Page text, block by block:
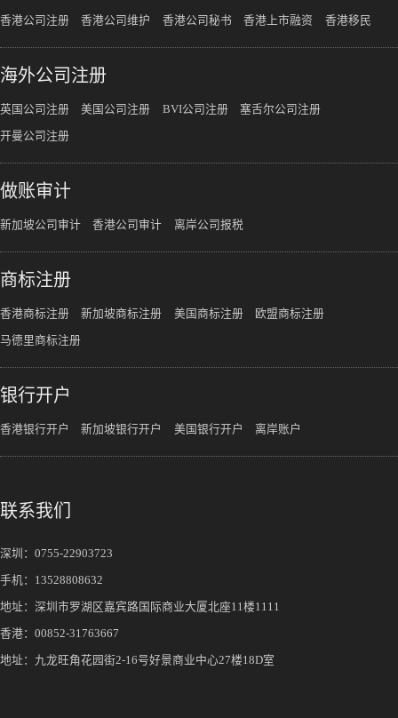
香港公司注册 香港公司维护 香港公司秘书 香港上市融资 香港移民
海外公司注册
英国公司注册 美国公司注册 BVI公司注册 塞舌尔公司注册
开曼公司注册
做账审计
新加坡公司审计 香港公司审计 离岸公司报税
商标注册
香港商标注册 新加坡商标注册 美国商标注册 欧盟商标注册
马德里商标注册
银行开户
香港银行开户 新加坡银行开户 美国银行开户 离岸账户
联系我们
深圳： 0755-22903723
手机： 13528808632
地址：深圳市罗湖区嘉宾路国际商业大厦北座11楼1111
香港：00852-31763667
地址：九龙旺角花园街2-16号好景商业中心27楼18D室